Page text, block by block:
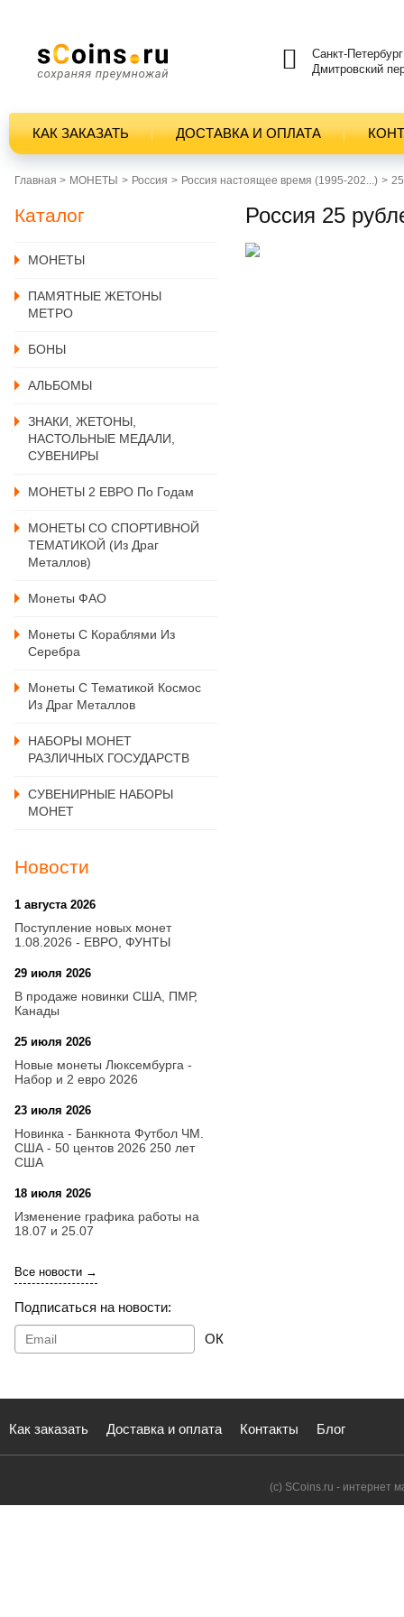
Санкт-Петербург
Дмитровский
КАК ЗАКАЗАТЬ ДОСТАВКА И ОПЛАТА
Главная > MОНЕТЫ Россия Россия настоящее время (1995-202...)
Каталог
MОНЕТЫ
ПАМЯТНЫЕ ЖЕТОНЫ
МЕТРО
БОНЫ
АЛЬБОМЫ
ЗНАКИ, ЖЕТОНЫ,
НАСТОЛЬНЫЕ МЕДАЛИ,
СУВЕНИРЫ
МОНЕТЫ 2 ЕВРО По Годам
МОНЕТЫ СО СПОРТИВНОЙ
ТЕМАТИКОЙ (из Драг
Металлов)
Монеты ФАО
Монеты С Кораблями Из
Серебра
Монеты С Тематикой Космос
Из Драг Металлов
НАБОРЫ МОНЕТ
РАЗЛИЧНЫХ ГОСУДАРСТВ
СУВЕНИРНЫЕ НАБОРЫ
МОНЕТ
Новости
1 августа 2026
Поступление новых монет
1.08.2026 - ЕВРО, ФУНТЫ
29 июля 2026
В продаже новинки США, ПМР,
Канады
25 июля 2026
Новые монеты Люксембурга -
Набор и 2 евро 2026
23 июля 2026
Новинка - Банкнота Футбол ЧМ.
США - 50 центов 2026 250 лет
США
18 июля 2026
Изменение графика работы на
18.07 и 25.07
Все новости →
Подписаться на новости:
ОК
Россия 25
Как заказать Доставка и оплата Контакты Блог
(с) SCoins.ru - интернет